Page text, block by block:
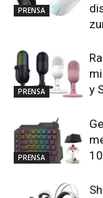
PRENSA
PRENSA
y
PRENSA